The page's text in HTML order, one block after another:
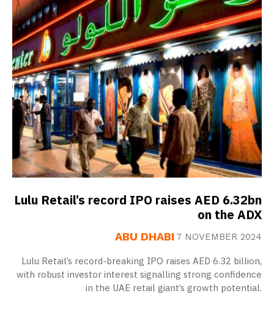
Lulu Retail’s record IPO raises AED 6.32bn
on the ADX
ABU DHABI 7 NOVEMBER 2024
Lulu Retail’s record-breaking IPO raises AED 6.32 billion,
with robust investor interest signalling strong confidence
in the UAE retail giant’s growth potential.